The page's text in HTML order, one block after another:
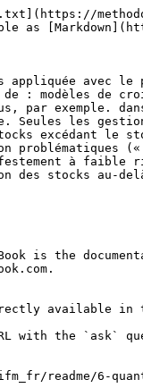
as
avec le
modèles de
par
Seules les
excédant le
à faible
des stocks au-
is the
available in
with the `ask`
readme/6-